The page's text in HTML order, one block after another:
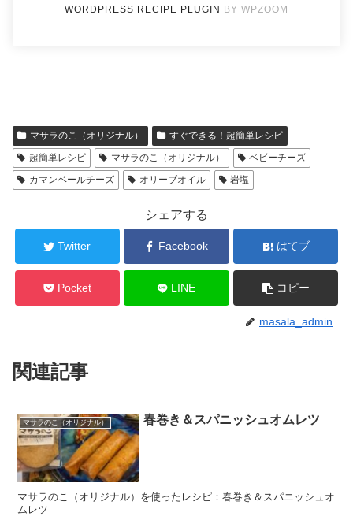
WORDPRESS RECIPE PLUGIN BY WPZOOM
マサラのこ（オリジナル）
すぐできる！超簡単レシピ
超簡単レシピ
マサラのこ（オリジナル）
ベビーチーズ
カマンベールチーズ
オリーブオイル 岩塩
シェアする
Twitter Facebook はてブ
Pocket LINE コピー
masala_admin
関連記事
マサラのこ（オリジナル） 春巻き＆スパニッシュオムレツ
マサラのこ（オリジナル）を使ったレシピ：春巻き＆スパニッシュオ
ムレツ